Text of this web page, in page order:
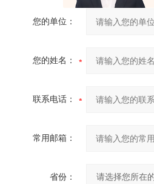
您的单位：
您的姓名：
联系电话：
常用邮箱：
省份：